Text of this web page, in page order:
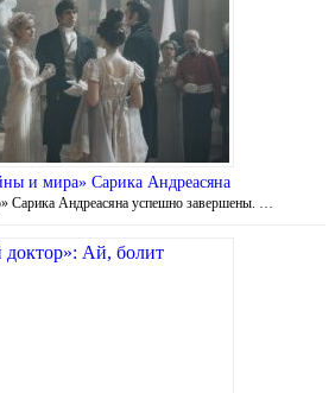
и мира» Сарика Андреасяна
Сарика Андреасяна успешно завершены. …